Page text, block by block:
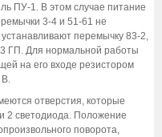
ПУ-1. В этом случае питание
3-4 и 51-61 не
перемычку 83-2,
ГП. Для нормальной работы
на его входе резистором
В.
отверстия, которые
2 светодиода. Положение
поворота,